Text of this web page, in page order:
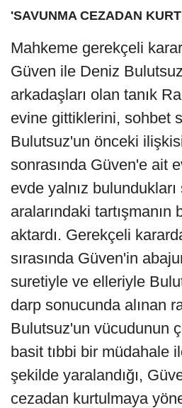
'SAVUNMA CEZADAN
Mahkeme gerekçeli
Güven ile Deniz
arkadaşları olan tanık
evine gittiklerini, sohbet
Bulutsuz'un önceki
sonrasında Güven'e ait
evde yalnız bulundukları
aralarındaki tartışmanın
aktardı. Gerekçeli
sırasında Güven'in
suretiyle ve elleriyle
darp sonucunda alınan
Bulutsuz'un vücudunun
basit tıbbi bir müdahale
şekilde yaralandığı,
cezadan kurtulmaya